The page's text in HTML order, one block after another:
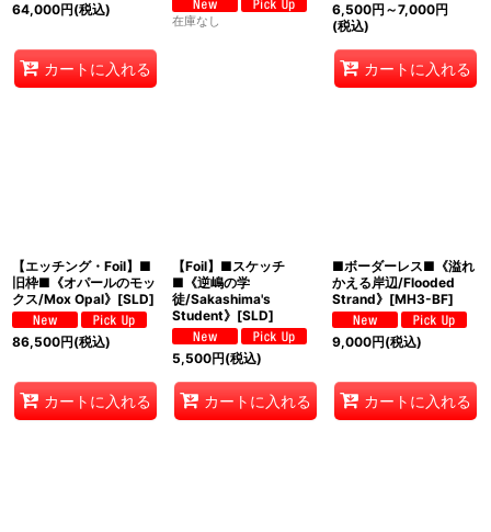
64,000円(税込)
カートに入れる
在庫なし
6,500円 ～7,000円
(税込)
カートに入れる
【エッチング・Foil】■
旧枠■《オパールのモッ
クス/Mox Opal》[SLD]
86,500円(税込)
カートに入れる
【Foil】■スケッチ
■《逆嶋の学
徒/Sakashima's
Student》[SLD]
5,500円(税込)
カートに入れる
■ボーダーレス■《溢れ
かえる岸辺/Flooded
Strand》[MH3-BF]
9,000円(税込)
カートに入れる